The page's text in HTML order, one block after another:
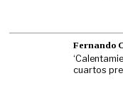
Fernando
cuartos